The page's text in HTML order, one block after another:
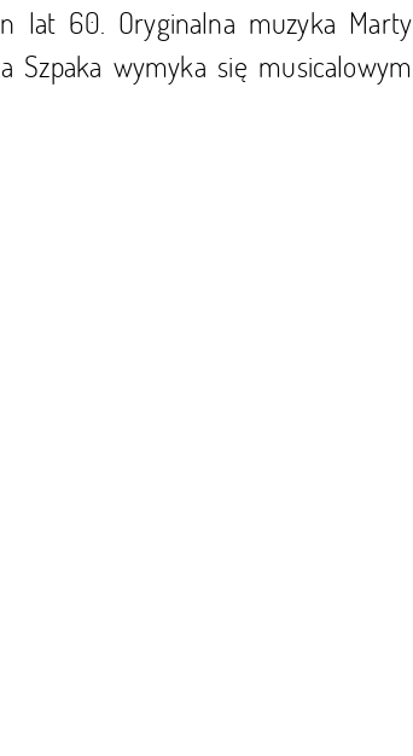
lat 60. Oryginalna muzyka Marty
Szpaka wymyka się musicalowym